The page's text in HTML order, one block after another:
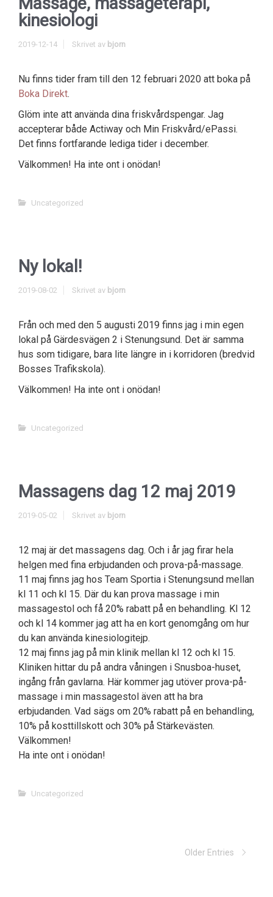
kinesiologi
2019-12-14 Skrivet av bjorn
Nu finns tider fram till den 12 februari 2020 att boka på
Boka Direkt.
Glöm inte att använda dina friskvårdspengar. Jag
accepterar både Actiway och Min Friskvård/ePassi.
Det finns fortfarande lediga tider i december.
Välkommen! Ha inte ont i onödan!
Uncategorized
Ny lokal!
2019-08-02 Skrivet av bjorn
Från och med den 5 augusti 2019 finns jag i min egen
lokal på Gärdesvägen 2 i Stenungsund. Det är samma
hus som tidigare, bara lite längre in i korridoren (bredvid
Bosses Trafikskola).
Välkommen! Ha inte ont i onödan!
Uncategorized
Massagens dag 12 maj 2019
2019-05-02 Skrivet av bjorn
12 maj är det massagens dag. Och i år jag firar hela
helgen med fina erbjudanden och prova-på-massage.
11 maj finns jag hos Team Sportia i Stenungsund mellan
kl 11 och kl 15. Där du kan prova massage i min
massagestol och få 20% rabatt på en behandling. Kl 12
och kl 14 kommer jag att ha en kort genomgång om hur
du kan använda kinesiologitejp.
12 maj finns jag på min klinik mellan kl 12 och kl 15.
Kliniken hittar du på andra våningen i Snusboa-huset,
ingång från gavlarna. Här kommer jag utöver prova-på-
massage i min massagestol även att ha bra
erbjudanden. Vad sägs om 20% rabatt på en behandling,
10% på kosttillskott och 30% på Stärkevästen.
Välkommen!
Ha inte ont i onödan!
Uncategorized
Older Entries